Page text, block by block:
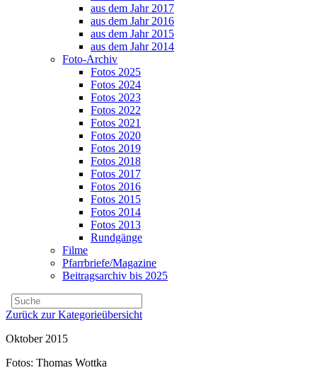
aus dem Jahr 2017
aus dem Jahr 2016
aus dem Jahr 2015
aus dem Jahr 2014
Foto-Archiv
Fotos 2025
Fotos 2024
Fotos 2023
Fotos 2022
Fotos 2021
Fotos 2020
Fotos 2019
Fotos 2018
Fotos 2017
Fotos 2016
Fotos 2015
Fotos 2014
Fotos 2013
Rundgänge
Filme
Pfarrbriefe/Magazine
Beitragsarchiv bis 2025
Zurück zur Kategorieübersicht
Oktober 2015
Fotos: Thomas Wottka